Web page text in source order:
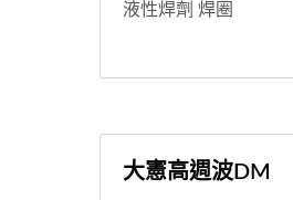
液性焊劑 焊圈
大憲高週波DM